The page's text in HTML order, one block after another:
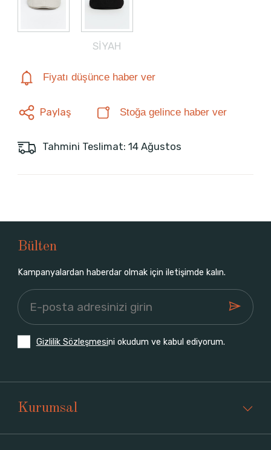
SİYAH
Fiyatı düşünce haber ver
Paylaş Stoğa gelince haber ver
Tahmini Teslimat: 14 Ağustos
Bülten
Kampanyalardan haberdar olmak için iletişimde kalın.
Gizlilik Sözleşmesini okudum ve kabul ediyorum.
Kurumsal